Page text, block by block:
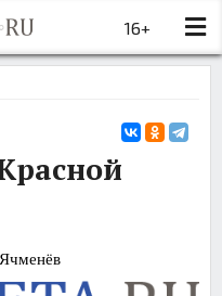
16+